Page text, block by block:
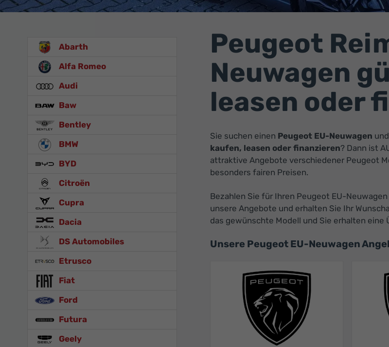
Peugeot
Neuwagen
leasen oder
Sie suchen einen Peugeot EU-Neuwagen
kaufen, leasen oder finanzieren? Dann ist
attraktive Angebote verschiedener Peugeot
besonders fairen Preisen.
Bezahlen Sie für Ihren Peugeot EU-
unsere Angebote und erhalten Sie Ihr
das gewünschte Modell und Sie erhalten
Unsere Peugeot EU-Neuwagen
Abarth
Alfa Romeo
Audi
Baw
Bentley
BMW
BYD
Citroën
Cupra
Dacia
DS Automobiles
Etrusco
Fiat
Ford
Futura
Geely